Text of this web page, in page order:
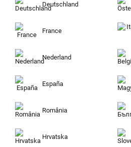
Deutschland
France
Nederland
España
România
Hrvatska